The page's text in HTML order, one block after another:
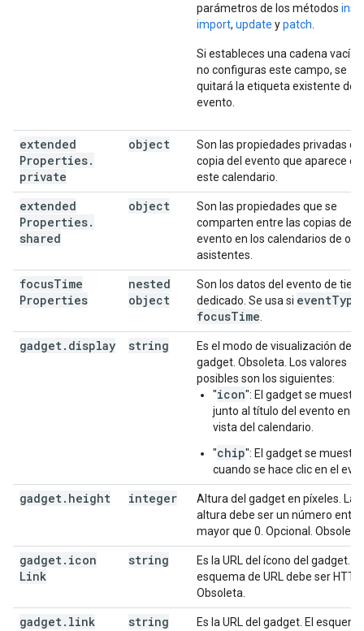
parámetros de los métodos
import, update ypatch
Si estableces una cadena vacía
no configuras este campo, se
quitará la etiqueta existente del
evento.
extended
Properties.
private
object
Son las propiedades privadas de
copia del evento que aparece en
este calendario.
extended
Properties.
shared
object
Son las propiedades que se
comparten entre las copias del
evento en los calendarios de
asistentes.
focusTime
Properties
nested
object
Son los datos del evento de
dedicado. Se usa si eventType
focusTime
gadget. display string
Es el modo de visualización del
gadget. Obsoleta. Los valores
posibles son los siguientes:
"icon": El gadget se muestra
junto al título del evento en la
vista del calendario.
"chip": El gadget se muestra
cuando se hace clic en el
gadget. height integer
Altura del gadget en píxeles. La
altura debe ser un número
mayor que 0. Opcional. Obsoleta.
gadget. icon
Link
string
Es la URL del ícono del gadget. El
esquema de URL debe ser
Obsoleta.
gadget. link string
Es la URL del gadget. El esquema